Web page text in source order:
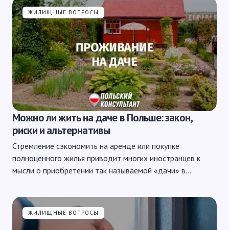
ЖИЛИЩНЫЕ ВОПРОСЫ
Можно ли жить на даче в Польше: закон,
риски и альтернативы
Стремление сэкономить на аренде или покупке
полноценного жилья приводит многих иностранцев к
мысли о приобретении так называемой «дачи» в…
ЖИЛИЩНЫЕ ВОПРОСЫ